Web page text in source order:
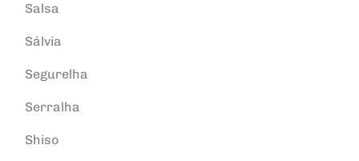
Salsa
Sálvia
Segurelha
Serralha
Shiso